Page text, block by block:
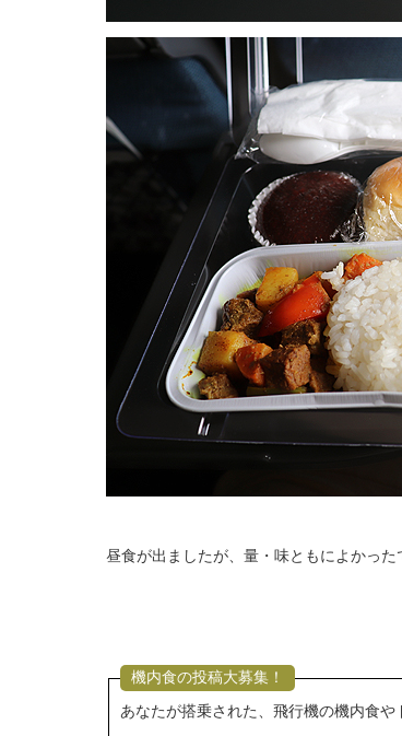
昼食が出ましたが、量・味ともによかった
機内食の投稿大募集！
あなたが搭乗された、飛行機の機内食